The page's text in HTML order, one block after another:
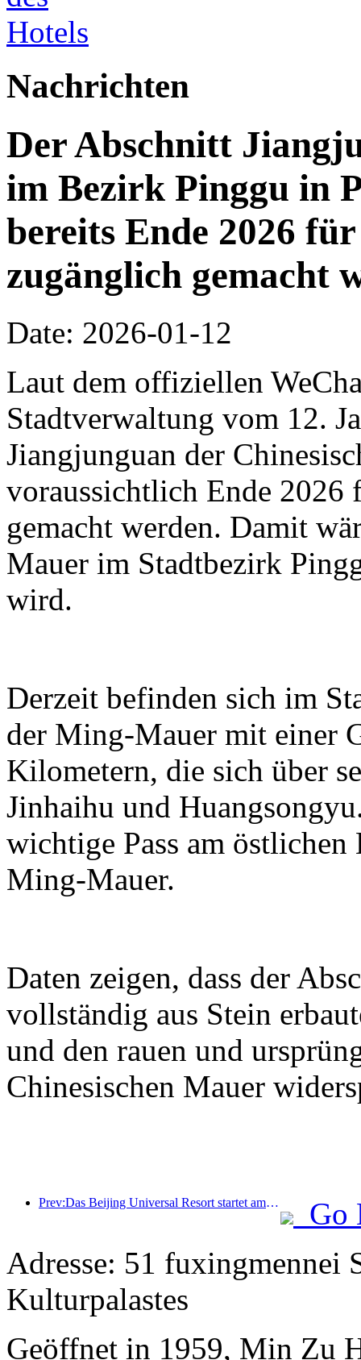
Nachrichten
Der Abschnitt
im Bezirk Pinggu in
bereits Ende 2026
zugänglich gemacht
Date: 2026-01-12
Laut dem offiziellen
Stadtverwaltung vom 12.
Jiangjunguan der
voraussichtlich Ende
gemacht werden. Damit
Mauer im Stadtbezirk
wird.
Derzeit befinden sich im
der Ming-Mauer mit einer
Kilometern, die sich über
Jinhaihu und
wichtige Pass am
Ming-Mauer.
Daten zeigen, dass der
vollständig aus Stein
und den rauen und
Chinesischen Mauer
Prev:Das Beijing Universal Resort startet am 23. Januar sein 40-tägiges Universal Chinese New Year Event.
Go
Adresse: 51 fuxingmennei
Kulturpalastes
Geöffnet in 1959, Min Zu